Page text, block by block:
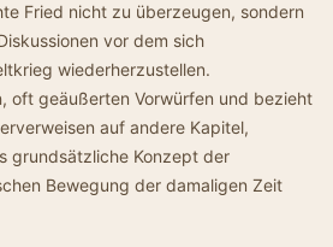
Fried nicht zu überzeugen, sondern
vor dem sich
wiederherzustellen.
oft geäußerten Vorwürfen und bezieht
auf andere Kapitel,
grundsätzliche Konzept der
Bewegung der damaligen Zeit